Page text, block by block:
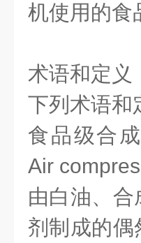
机使用的食
术语和定义
下列术语和
食品级合
Air
由白油、
剂制成的偶